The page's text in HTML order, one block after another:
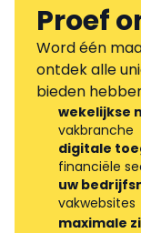
Proef
Word één
ontdek alle
bieden
wekelijkse
vakbranche
digitale
financiële
uw
vakwebsites
maximale